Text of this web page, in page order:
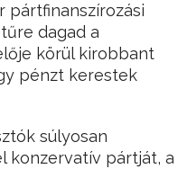
pártfinanszírozási
dagad a
körül kirobbant
pénzt kerestek
súlyosan
konzervatív pártját, a